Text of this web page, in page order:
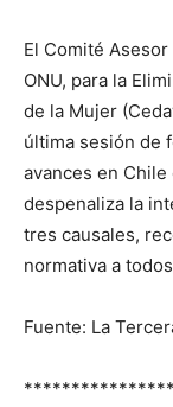
El Comité
ONU, para la
de la Mujer
última sesión de
avances en
despenaliza la
tres causales,
normativa a
Fuente: La